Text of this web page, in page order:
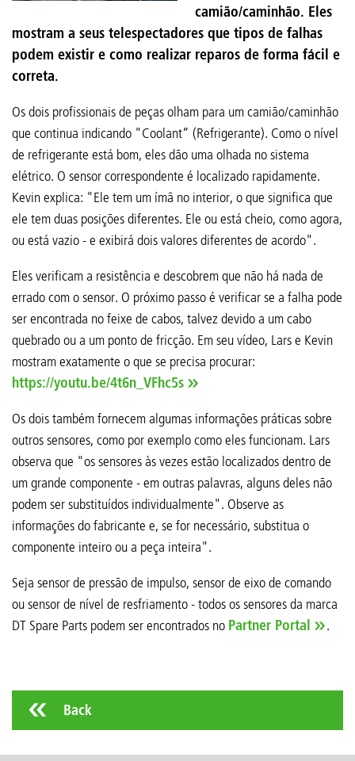
camião/caminhão. Eles
mostram a seus telespectadores que tipos de falhas
podem existir e como realizar reparos de forma fácil e
correta.
Os dois profissionais de peças olham para um camião/caminhão
que continua indicando "Coolant” (Refrigerante). Como o nível
de refrigerante está bom, eles dão uma olhada no sistema
elétrico. O sensor correspondente é localizado rapidamente.
Kevin explica: "Ele tem um ímã no interior, o que significa que
ele tem duas posições diferentes. Ele ou está cheio, como agora,
ou está vazio - e exibirá dois valores diferentes de acordo".
Eles verificam a resistência e descobrem que não há nada de
errado com o sensor. O próximo passo é verificar se a falha pode
ser encontrada no feixe de cabos, talvez devido a um cabo
quebrado ou a um ponto de fricção. Em seu vídeo, Lars e Kevin
mostram exatamente o que se precisa procurar:
https://youtu.be/4t6n_VFhc5s
Os dois também fornecem algumas informações práticas sobre
outros sensores, como por exemplo como eles funcionam. Lars
observa que "os sensores às vezes estão localizados dentro de
um grande componente - em outras palavras, alguns deles não
podem ser substituídos individualmente". Observe as
informações do fabricante e, se for necessário, substitua o
componente inteiro ou a peça inteira".
Seja sensor de pressão de impulso, sensor de eixo de comando
ou sensor de nível de resfriamento - todos os sensores da marca
DT Spare Parts podem ser encontrados no Partner Portal .
Back